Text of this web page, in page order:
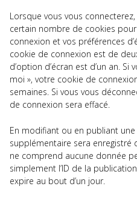
Lorsque vous vous
certain nombre de cookies
connexion et vos préférences
cookie de connexion est de
d’option d’écran est d’un an. Si
moi », votre cookie de
semaines. Si vous vous
de connexion sera effacé.
En modifiant ou en publiant
supplémentaire sera enregistré
ne comprend aucune donnée
simplement l’ID de la
expire au bout d’un jour.